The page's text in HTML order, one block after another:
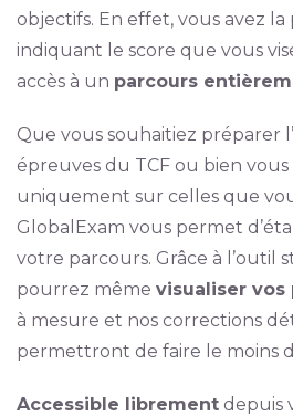
objectifs. En effet, vous avez la
indiquant le score que vous
accès à un parcours
Que vous souhaitiez préparer
épreuves du TCF ou bien vous
uniquement sur celles que
GlobalExam vous permet
votre parcours. Grâce à l’outil
pourrez même visualiser vos
à mesure et nos corrections
permettront de faire le moins
Accessible librementdepuis